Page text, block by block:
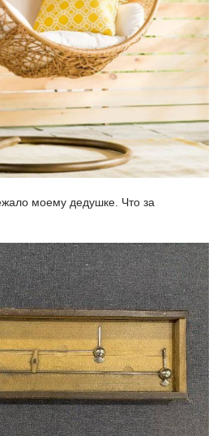
моему дедушке. Что за